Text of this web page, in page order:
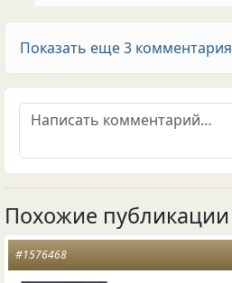
Показать еще 3 комментария
Похожие публикации
#1576468